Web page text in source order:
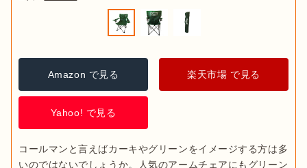
Amazon で見る 楽天市場 で見る
Yahoo! で見る
コールマンと言えばカーキやグリーンをイメージする方は多
いのではないでしょうか。人気のアームチェアにもグリーン